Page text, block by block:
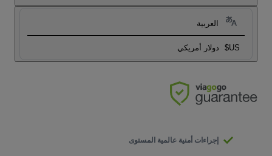
العربية
US$ دولار أمريكي
إجراءات أمنية عالمية المستوى